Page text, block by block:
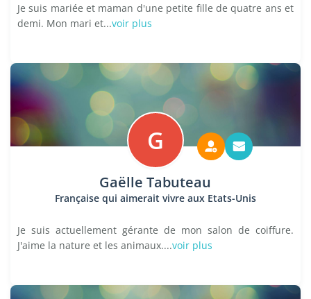
Je suis mariée et maman d'une petite fille de quatre ans et
demi. Mon mari et...voir plus
G
Gaëlle Tabuteau
Française qui aimerait vivre aux Etats-Unis
Je suis actuellement gérante de mon salon de coiffure.
J'aime la nature et les animaux....voir plus